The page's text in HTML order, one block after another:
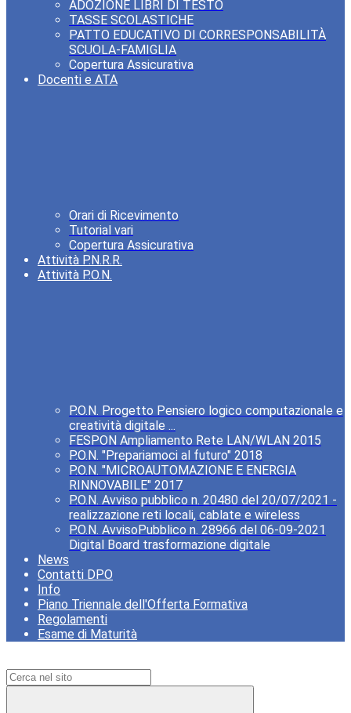
ADOZIONE LIBRI DI TESTO
TASSE SCOLASTICHE
PATTO EDUCATIVO DI CORRESPONSABILITÀ
SCUOLA-FAMIGLIA
Copertura Assicurativa
Docenti e ATA
Orari di Ricevimento
Tutorial vari
Copertura Assicurativa
Attività P.N.R.R.
Attività P.O.N.
P.O.N. Progetto Pensiero logico computazionale e
creatività digitale ...
FESPON Ampliamento Rete LAN/WLAN 2015
P.O.N. "Prepariamoci al futuro" 2018
P.O.N. "MICROAUTOMAZIONE E ENERGIA
RINNOVABILE" 2017
P.O.N. Avviso pubblico n. 20480 del 20/07/2021 -
realizzazione reti locali, cablate e wireless
P.O.N. AvvisoPubblico n. 28966 del 06-09-2021
Digital Board trasformazione digitale
News
Contatti DPO
Info
Piano Triennale dell'Offerta Formativa
Regolamenti
Esame di Maturità